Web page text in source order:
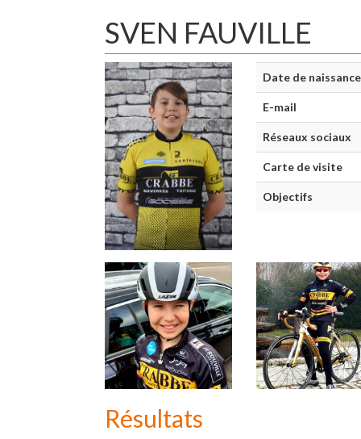
SVEN FAUVILLE
Date de naissance
E-mail
Réseaux sociaux
Carte de visite
Objectifs
Résultats